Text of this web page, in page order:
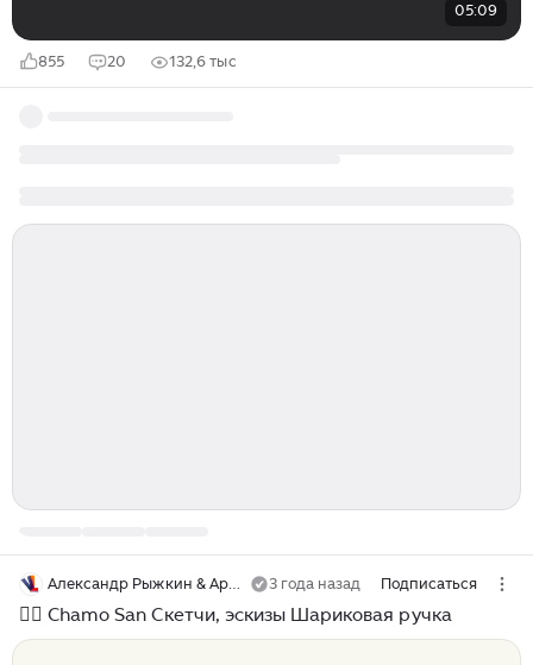
05:09
855 20 132,6 тыс
Александр Рыжкин & Арт-студия Виталия Лещенко 3 года назад Подписаться
🧚‍♀️ Chamo San Скетчи, эскизы Шариковая ручка